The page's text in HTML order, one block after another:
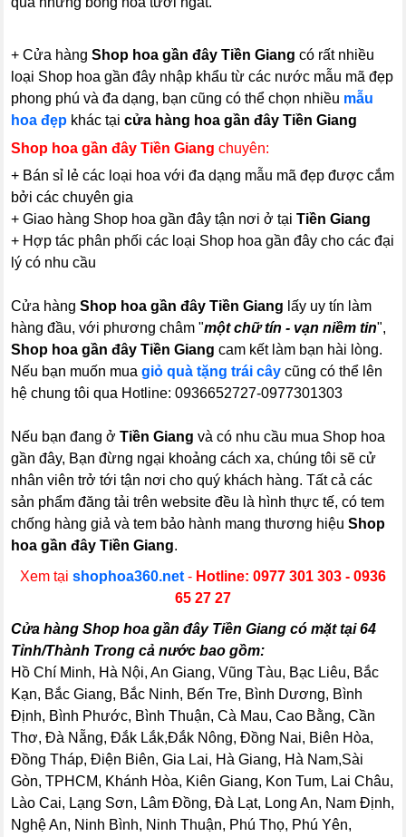
+ Cửa hàngShop hoa gần đây Tiền Giang có rất nhiều
loại Shop hoa gần đây nhập khẩu từ các nước mẫu mã đẹp
phong phú và đa dạng, bạn cũng có thể chọn nhiều mẫu
hoa đẹp khác tạicửa hàng hoa gần đây Tiền Giang
Shop hoa gần đây Tiền Giangchuyên:
+ Bán sỉ lẻ các loại hoa với đa dạng mẫu mã đẹp được cắm
bởi các chuyên gia
+ Giao hàng Shop hoa gần đây tận nơi ở tạiTiền Giang
+ Hợp tác phân phối các loại Shop hoa gần đây cho các đại
lý có nhu cầu
Cửa hàngShop hoa gần đây Tiền Giang lấy uy tín làm
hàng đầu, với phương châm "một chữ tín - vạn niềm tin",
Shop hoa gần đây Tiền Giang cam kết làm bạn hài lòng.
Nếu bạn muốn muagiỏ quà tặng trái cây cũng có thể lên
hệ chung tôi qua Hotline: 0936652727-0977301303
Nếu bạn đang ởTiền Giang và có nhu cầu mua Shop hoa
gần đây, Bạn đừng ngại khoảng cách xa, chúng tôi sẽ cử
nhân viên trở tới tận nơi cho quý khách hàng. Tất cả các
sản phẩm đăng tải trên website đều là hình thực tế, có tem
chống hàng giả và tem bảo hành mang thương hiệuShop
hoa gần đây Tiền Giang.
Xem tại shophoa360.net - Hotline: 0977 301 303 - 0936
65 27 27
Cửa hàng Shop hoa gần đây Tiền Giang có mặt tại 64
Tỉnh/Thành Trong cả nước bao gồm:
Hồ Chí Minh, Hà Nội, An Giang, Vũng Tàu, Bạc Liêu, Bắc
Kạn, Bắc Giang, Bắc Ninh, Bến Tre, Bình Dương, Bình
Định, Bình Phước, Bình Thuận, Cà Mau, Cao Bằng, Cần
Thơ, Đà Nẵng, Đắk Lắk,Đắk Nông, Đồng Nai, Biên Hòa,
Đồng Tháp, Điện Biên, Gia Lai, Hà Giang, Hà Nam,Sài
Gòn, TPHCM, Khánh Hòa, Kiên Giang, Kon Tum, Lai Châu,
Lào Cai, Lạng Sơn, Lâm Đồng, Đà Lạt, Long An, Nam Định,
Nghệ An, Ninh Bình, Ninh Thuận, Phú Thọ, Phú Yên,